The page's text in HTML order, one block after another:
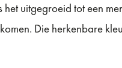
uitgegroeid tot een
Die herkenbare